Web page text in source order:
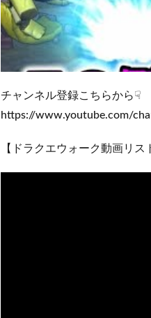
チャンネル登録こちらから☟
https://www.youtube.com/
【ドラクエウォーク動画リス